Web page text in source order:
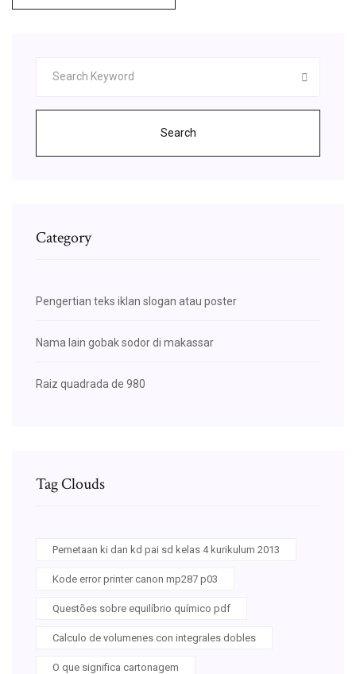
Search
Category
Pengertian teks iklan slogan atau poster
Nama lain gobak sodor di makassar
Raiz quadrada de 980
Tag Clouds
Pemetaan ki dan kd pai sd kelas 4 kurikulum 2013
Kode error printer canon mp287 p03
Questões sobre equilíbrio químico pdf
Calculo de volumenes con integrales dobles
O que significa cartonagem